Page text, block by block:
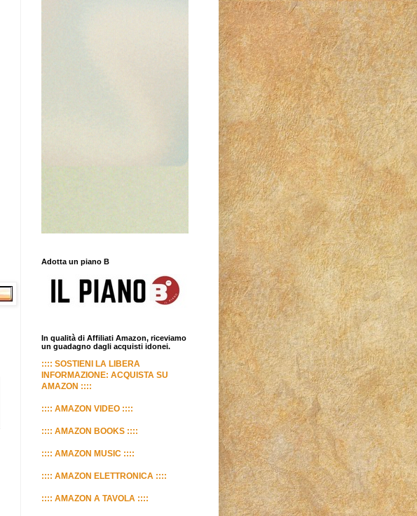
Adotta un piano B
In qualità di Affiliati Amazon, riceviamo
un guadagno dagli acquisti idonei.
:::: SOSTIENI LA LIBERA
INFORMAZIONE: ACQUISTA SU
AMAZON ::::
:::: AMAZON VIDEO ::::
:::: AMAZON BOOKS ::::
:::: AMAZON MUSIC ::::
:::: AMAZON ELETTRONICA ::::
:::: AMAZON A TAVOLA ::::